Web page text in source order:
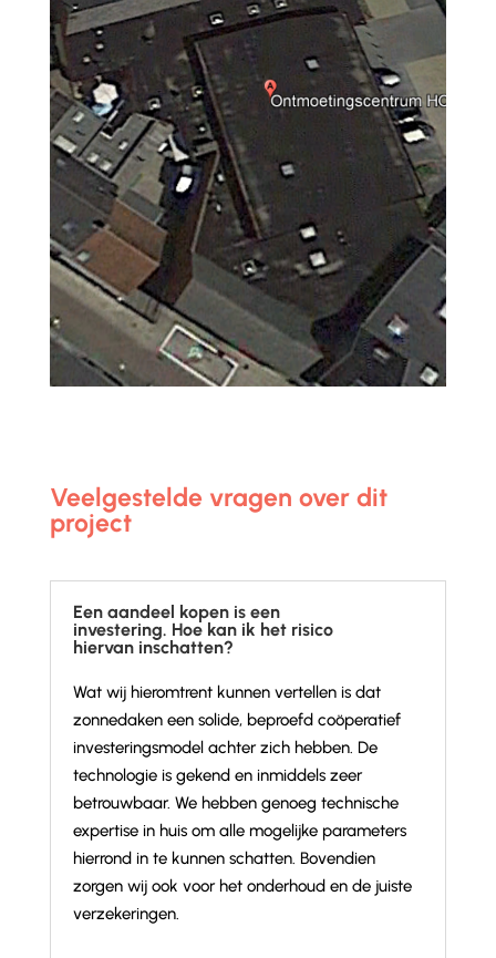
Veelgestelde vragen over dit
project
Een aandeel kopen is een
investering. Hoe kan ik het risico
hiervan inschatten?
Wat wij hieromtrent kunnen vertellen is dat
zonnedaken een solide, beproefd coöperatief
investeringsmodel achter zich hebben. De
technologie is gekend en inmiddels zeer
betrouwbaar. We hebben genoeg technische
expertise in huis om alle mogelijke parameters
hierrond in te kunnen schatten. Bovendien
zorgen wij ook voor het onderhoud en de juiste
verzekeringen.